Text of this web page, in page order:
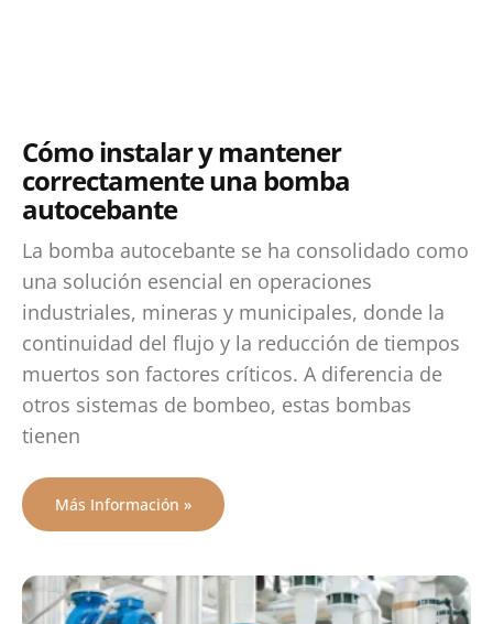
Cómo instalar y mantener
correctamente una bomba
autocebante
La bomba autocebante se ha consolidado como
una solución esencial en operaciones
industriales, mineras y municipales, donde la
continuidad del flujo y la reducción de tiempos
muertos son factores críticos. A diferencia de
otros sistemas de bombeo, estas bombas
tienen
Más Información »